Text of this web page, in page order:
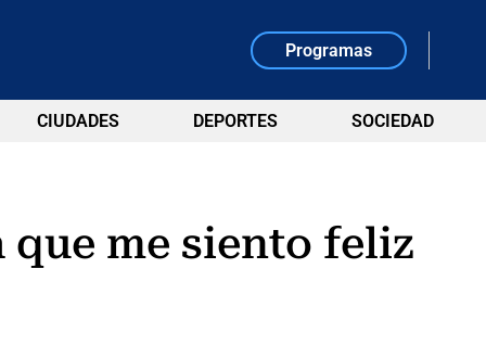
Programas
CIUDADES DEPORTES SOCIEDAD
que me siento feliz